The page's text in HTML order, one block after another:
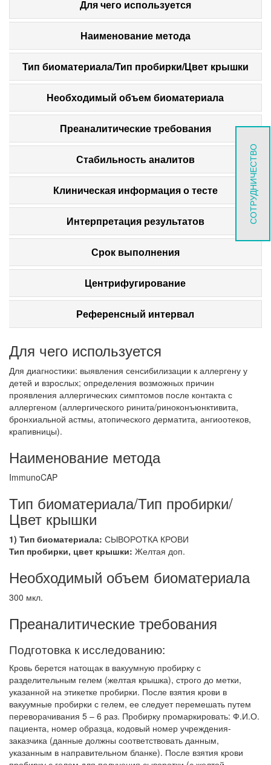
Для чего используется
Наименование метода
Тип биоматериала/Тип пробирки/Цвет крышки
Необходимый объем биоматериала
Преаналитические требования
Стабильность аналитов
Клиническая информация о тесте
Интерпретация результатов
Срок выполнения
Центрифугирование
Референсный интервал
Для чего используется
Для диагностики: выявления сенсибилизации к аллергену у
детей и взрослых; определения возможных причин
проявления аллергических симптомов после контакта с
аллергеном (аллергического ринита/риноконъюнктивита,
бронхиальной астмы, атопического дерматита, ангиоотеков,
крапивницы).
Наименование метода
ImmunoCAP
Тип биоматериала/Тип пробирки/
Цвет крышки
1) Тип биоматериала: СЫВОРОТКА КРОВИ
Тип пробирки, цвет крышки: Желтая доп.
Необходимый объем биоматериала
300 мкл.
Преаналитические требования
Подготовка к исследованию:
Кровь берется натощак в вакуумную пробирку с
разделительным гелем (желтая крышка), строго до метки,
указанной на этикетке пробирки. После взятия крови в
вакуумные пробирки с гелем, ее следует перемешать путем
переворачивания 5 – 6 раз. Пробирку промаркировать: Ф.И.О.
пациента, номер образца, кодовый номер учреждения-
заказчика (данные должны соответствовать данным,
указанным в направительном бланке). После взятия крови
СОТРУДНИЧЕСТВО